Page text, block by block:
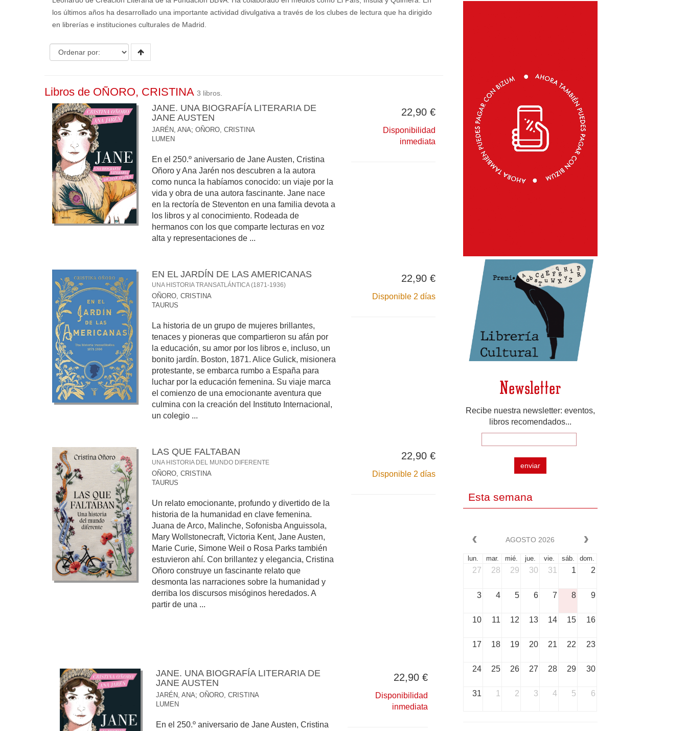
los últimos años ha desarrollado una importante actividad divulgativa a través de los clubes de lectura que ha dirigido
en librerías e instituciones culturales de Madrid.
Libros de OÑORO, CRISTINA 3 libros.
JANE. UNA BIOGRAFÍA LITERARIA DE
JANE AUSTEN
JARÉN, ANA; OÑORO, CRISTINA
LUMEN
En el 250.º aniversario de Jane Austen, Cristina
Oñoro y Ana Jarén nos descubren a la autora
como nunca la habíamos conocido: un viaje por la
vida y obra de una autora fascinante. Jane nace
en la rectoría de Steventon en una familia devota a
los libros y al conocimiento. Rodeada de
hermanos con los que comparte lecturas en voz
alta y representaciones de ...
22,90 €
Disponibilidad
inmediata
EN EL JARDÍN DE LAS AMERICANAS
UNA HISTORIA TRANSATLÁNTICA (1871-1936)
OÑORO, CRISTINA
TAURUS
La historia de un grupo de mujeres brillantes,
tenaces y pioneras que compartieron su afán por
la educación, su amor por los libros e, incluso, un
bonito jardín. Boston, 1871. Alice Gulick, misionera
protestante, se embarca rumbo a España para
luchar por la educación femenina. Su viaje marca
el comienzo de una emocionante aventura que
culmina con la creación del Instituto Internacional,
un colegio ...
22,90 €
Disponible 2 días
LAS QUE FALTABAN
UNA HISTORIA DEL MUNDO DIFERENTE
OÑORO, CRISTINA
TAURUS
Un relato emocionante, profundo y divertido de la
historia de la humanidad en clave femenina.
Juana de Arco, Malinche, Sofonisba Anguissola,
Mary Wollstonecraft, Victoria Kent, Jane Austen,
Marie Curie, Simone Weil o Rosa Parks también
estuvieron ahí. Con brillantez y elegancia, Cristina
Oñoro construye un fascinante relato que
desmonta las narraciones sobre la humanidad y
derriba los discursos misóginos heredados. A
partir de una ...
22,90 €
Disponible 2 días
JANE. UNA BIOGRAFÍA LITERARIA DE
JANE AUSTEN
JARÉN, ANA; OÑORO, CRISTINA
LUMEN
En el 250.º aniversario de Jane Austen, Cristina
22,90 €
Disponibilidad
inmediata
Newsletter
Recibe nuestra newsletter: eventos,
libros recomendados...
enviar
Esta semana
AGOSTO 2026
lun. mar. mié. jue. vie. sáb. dom.
27 28 29 30 31 1 2
3 4 5 6 7 8 9
10 11 12 13 14 15 16
17 18 19 20 21 22 23
24 25 26 27 28 29 30
31 1 2 3 4 5 6